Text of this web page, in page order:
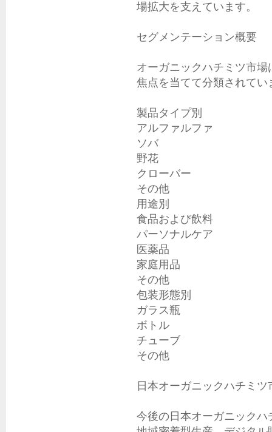
場拡大を支えています。
セグメンテーション概要
オーガニックハチミツ市
焦点を当てて分類されてい
製品タイプ別
アルファルファ
ソバ
野花
クローバー
その他
用途別
食品および飲料
パーソナルケア
医薬品
家庭用品
その他
包装形態別
ガラス瓶
ボトル
チューブ
その他
日本オーガニックハチミ
今後の日本オーガニック